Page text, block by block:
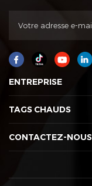
ENTREPRISE
TAGS CHAUDS
CONTACTEZ-NOUS